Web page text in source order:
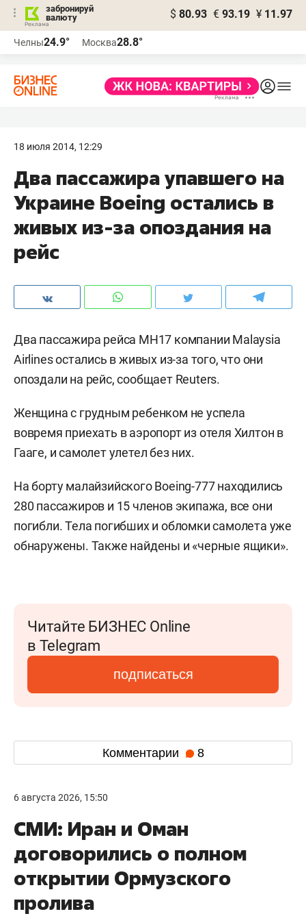
забронируй
валюту
$ 80.93 € 93.19 ¥ 11.97
Челны24.9° Москва28.8°
18 июля 2014, 12:29
Два пассажира упавшего на
Украине Boeing остались в
живых из-за опоздания на
рейс
Два пассажира рейса МН17 компании Malaysia
Airlines остались в живых из-за того, что они
опоздали на рейс, сообщает Reuters.
Женщина с грудным ребенком не успела
вовремя приехать в аэропорт из отеля Хилтон в
Гааге, и самолет улетел без них.
На борту малайзийского Boeing-777 находились
280 пассажиров и 15 членов экипажа, все они
погибли. Тела погибших и обломки самолета уже
обнаружены. Также найдены и «черные ящики».
Читайте БИЗНЕС Online
в Telegram
подписаться
Комментарии 8
6 августа 2026, 15:50
СМИ: Иран и Оман
договорились о полном
открытии Ормузского
пролива